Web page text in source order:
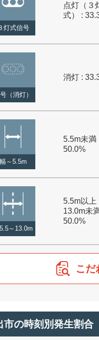
灯式信号
点灯（３
式） :
（消灯）
消灯 :
幅～5.5m
5.5m未満
50.0%
～13.0m
5.5m以上
13.0m未
50.0%
こだ
市の時刻別発生割合